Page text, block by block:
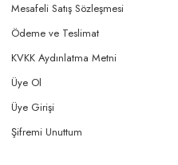
Mesafeli Satış Sözleşmesi
Ödeme ve Teslimat
KVKK Aydınlatma Metni
Üye Ol
Üye Girişi
Şifremi Unuttum